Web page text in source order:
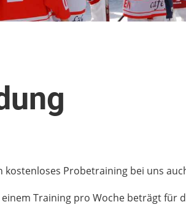
kostenloses Probetraining bei uns
Training pro Woche beträgt für